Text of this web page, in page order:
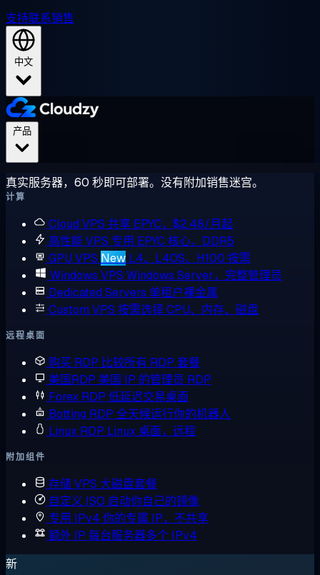
支持联系销售
中文
真实服务器，60 秒即可部署。没有附加销售迷宫。
计算
Cloud VPS 共享 EPYC，$2.48/月起
高性能 VPS 专用 EPYC 核心，DDR5
GPU VPS New L4、L40S、H100 按需
Windows VPS Windows Server，完整管理员
Dedicated Servers 单租户裸金属
Custom VPS 按需选择 CPU、内存、磁盘
远程桌面
购买 RDP 比较所有 RDP 套餐
美国RDP 美国 IP 的管理员 RDP
Forex RDP 低延迟交易桌面
Botting RDP 全天候运行你的机器人
Linux RDP Linux 桌面，远程
附加组件
存储 VPS 大磁盘套餐
自定义 ISO 启动你自己的镜像
专用 IPv4 你的专属 IP，不共享
额外 IP 每台服务器多个 IPv4
新